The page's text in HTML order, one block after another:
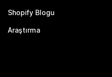
Shopify Blogu
Araştırma